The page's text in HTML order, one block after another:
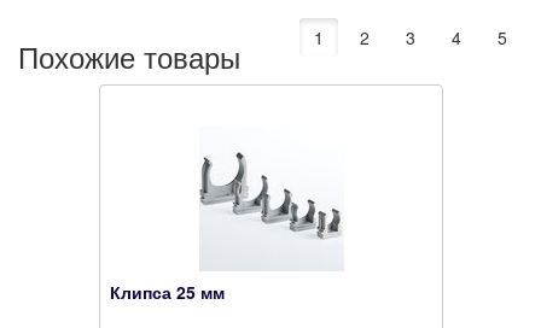
Похожие товары 1 2 3 4 5
Клипса 25 мм